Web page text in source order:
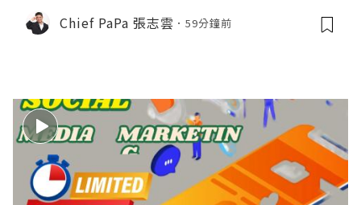
Chief PaPa 張志雲 59分鐘前